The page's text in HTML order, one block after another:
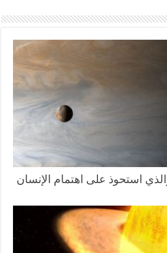
استحوذ على اهتمام الإنسان